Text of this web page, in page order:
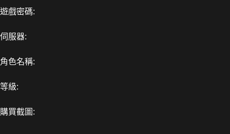
遊戲密碼:
伺服器:
角色名稱:
等級:
購買截圖: